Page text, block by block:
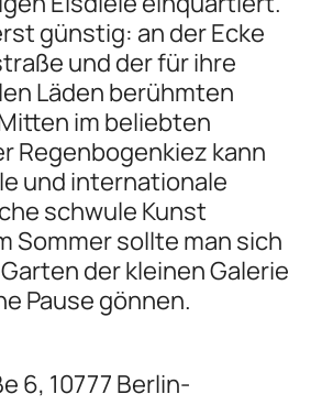
günstig: an der Ecke
und der für ihre
Läden berühmten
im beliebten
Regenbogenkiez kann
und internationale
schwule Kunst
Sommer sollte man sich
der kleinen Galerie
Pause gönnen.
6, 10777 Berlin-